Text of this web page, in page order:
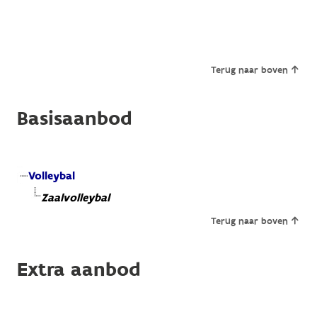
Terug naar boven
Basisaanbod
Volleybal
Zaalvolleybal
Terug naar boven
Extra aanbod